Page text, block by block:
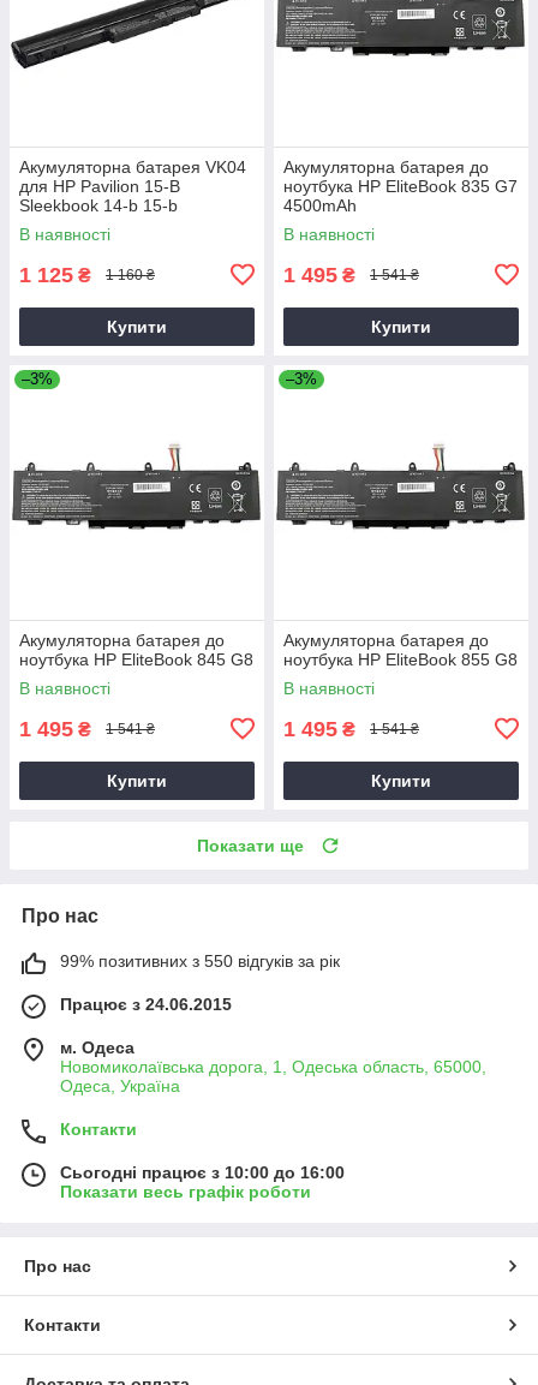
Акумуляторна батарея VK04
для HP Pavilion 15-B
Sleekbook 14-b 15-b
2600mAh
В наявності
1 125 ₴ 1 160 ₴
Купити
Акумуляторна батарея до
ноутбука HP EliteBook 835 G7
4500mAh
В наявності
1 495 ₴ 1 541 ₴
Купити
–3%
Акумуляторна батарея до
ноутбука HP EliteBook 845 G8
В наявності
1 495 ₴ 1 541 ₴
Купити
–3%
Акумуляторна батарея до
ноутбука HP EliteBook 855 G8
В наявності
1 495 ₴ 1 541 ₴
Купити
Показати ще
Про нас
99% позитивних з 550 відгуків за рік
Працює з 24.06.2015
м. Одеса
Новомиколаївська дорога, 1, Одеська область, 65000,
Одеса, Україна
Контакти
Сьогодні працює з 10:00 до 16:00
Показати весь графік роботи
Про нас
Контакти